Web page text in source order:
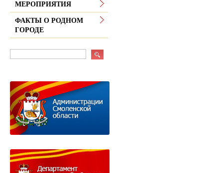
МЕРОПРИЯТИЯ
ФАКТЫ О РОДНОМ
ГОРОДЕ